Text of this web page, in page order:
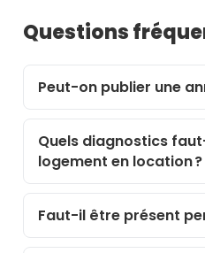
Questions
Peut-on publier une
Quels diagnostics
logement en location ?
Faut-il être présent